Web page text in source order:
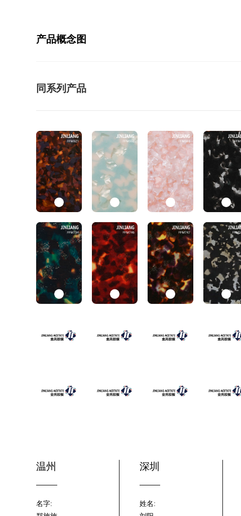
产品概念图
同系列产品
温州
名字:
深圳
姓名: